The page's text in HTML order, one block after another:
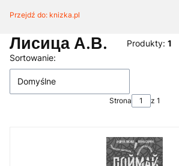
Przejdź do: knizka.pl
Лисица А.В. Produkty: 1
Lista produktów
Sortowanie:
Domyślne
Strona z 1